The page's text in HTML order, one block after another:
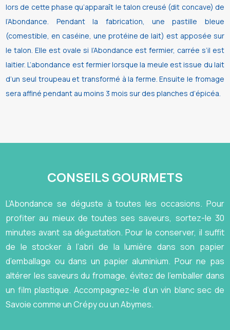
lors de cette phase qu’apparaît le talon creusé (dit concave) de
l’Abondance. Pendant la fabrication, une pastille bleue
(comestible, en caséine, une protéine de lait) est apposée sur
le talon. Elle est ovale si l’Abondance est fermier, carrée s’il est
laitier. L’abondance est fermier lorsque la meule est issue du lait
d’un seul troupeau et transformé à la ferme. Ensuite le fromage
sera affiné pendant au moins 3 mois sur des planches d’épicéa.
CONSEILS GOURMETS
L’Abondance se déguste à toutes les occasions. Pour
profiter au mieux de toutes ses saveurs, sortez-le 30
minutes avant sa dégustation. Pour le conserver, il suffit
de le stocker à l’abri de la lumière dans son papier
d’emballage ou dans un papier aluminium. Pour ne pas
altérer les saveurs du fromage, évitez de l’emballer dans
un film plastique. Accompagnez-le d’un vin blanc sec de
Savoie comme un Crépy ou un Abymes.